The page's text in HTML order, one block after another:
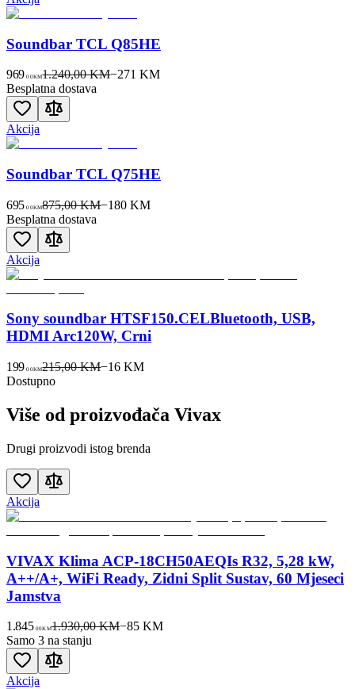
Soundbar TCL Q85HE
969 00KM1.240,00 KM−271 KM
Besplatna dostava
Akcija
Soundbar TCL Q75HE
695 00KM875,00 KM−180 KM
Besplatna dostava
Akcija
Sony soundbar HTSF150.CELBluetooth, USB,
HDMI Arc120W, Crni
199 00KM215,00 KM−16 KM
Dostupno
Više od proizvođača Vivax
Drugi proizvodi istog brenda
Akcija
VIVAX Klima ACP-18CH50AEQIs R32, 5,28 kW,
A++/A+, WiFi Ready, Zidni Split Sustav, 60 Mjeseci
Jamstva
1.845 00KM1.930,00 KM−85KM
Samo 3 na stanju
Akcija